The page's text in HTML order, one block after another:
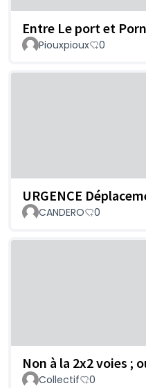
Entre Le port et
Piouxpioux 0
URGENCE
CANDERO 0
Non à la 2x2 voies ;
Collectif 0